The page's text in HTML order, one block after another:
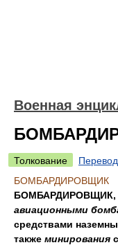
Военная
Толкование
Перевод
БОМБАРДИРОВЩИК
БОМБАРДИРОВЩИК,
авиационными
средствами
также минирования